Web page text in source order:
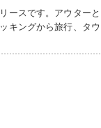
ースです。アウター
ングから旅行、タウ